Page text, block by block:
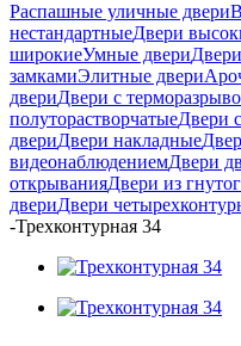
Распашные уличные двери
нестандартныеДвери
широкиеУмные двери
замкамиЭлитные двери
двериДвери с
полуторастворчатыеДвери
двериДвери накладные
видеонаблюдениемДвери
открыванияДвери из
двериДвери
-Трехконтурная 34